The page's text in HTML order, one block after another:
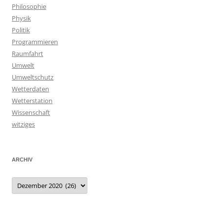
Philosophie
Physik
Politik
Programmieren
Raumfahrt
Umwelt
Umweltschutz
Wetterdaten
Wetterstation
Wissenschaft
witziges
ARCHIV
Archiv